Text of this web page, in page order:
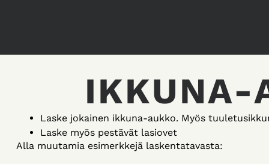
IKKUNA-
Laske jokainen ikkuna-aukko. Myös
Laske myös pestävät lasiovet
Alla muutamia esimerkkejä laskentatavasta: